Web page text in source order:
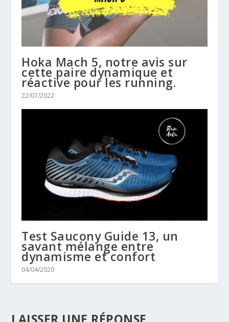
Hoka Mach 5, notre avis sur
cette paire dynamique et
réactive pour les running.
22/07/2022
Test Saucony Guide 13, un
savant mélange entre
dynamisme et confort
04/04/2020